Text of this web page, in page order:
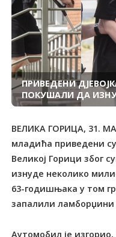
ПРИВЕДЕНИ
ПОКУШАЛИ ДА
ВЕЛИКА ГОРИЦА, 31.
младића приведени
Великој Горици због
изнуде неколико
63-годишњака у том
запалили
Аутомобил је